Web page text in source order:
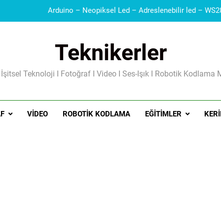
Güç Kaynakları I Şarj Aleti I Besleme
Teknikerler
Teknoloji I Fotoğraf I Video I Ses-Işık I Robotik Kodlama
VIDEO ROBOTIK KODLAMA EĞITIMLER